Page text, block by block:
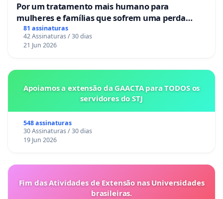
Por um tratamento mais humano para
mulheres e famílias que sofrem uma perda
gestacional nos hospitais portugueses
81 assinaturas
42 Assinaturas / 30 dias
21 Jun 2026
Apoiamos a extensão da GAACTA para TODOS os
servidores do STJ
548 assinaturas
30 Assinaturas / 30 dias
19 Jun 2026
Fim das Atividades de Extensão nas Universidades
brasileiras.